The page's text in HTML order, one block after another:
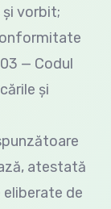
și vorbit;
— Codul
și
atestată
de